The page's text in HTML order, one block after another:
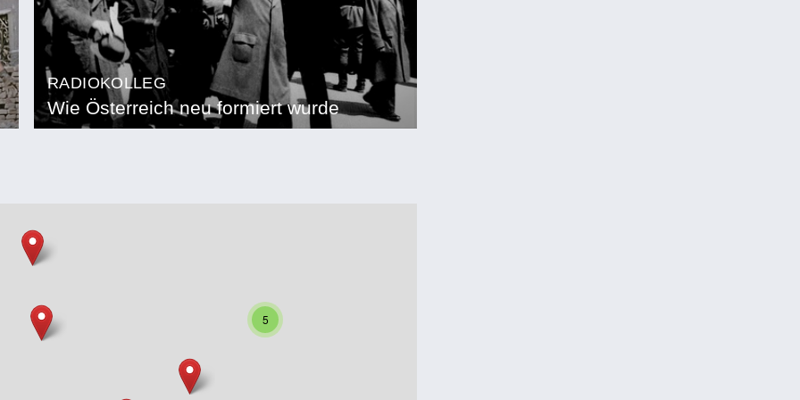
RADIOKOLLEG
Wie Österreich neu formiert wurde
5